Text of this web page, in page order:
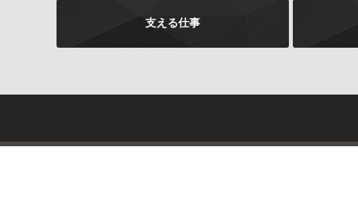
支える仕事